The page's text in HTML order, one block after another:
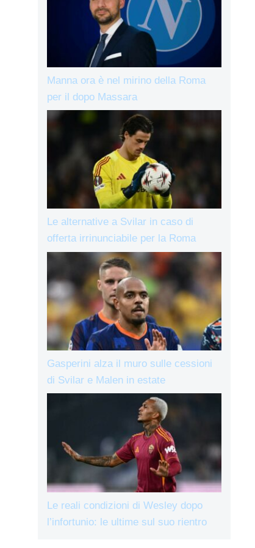
Manna ora è nel mirino della Roma
per il dopo Massara
Le alternative a Svilar in caso di
offerta irrinunciabile per la Roma
Gasperini alza il muro sulle cessioni
di Svilar e Malen in estate
Le reali condizioni di Wesley dopo
l’infortunio: le ultime sul suo rientro